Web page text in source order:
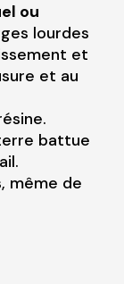
ou
lourdes
et
et au
battue
même de